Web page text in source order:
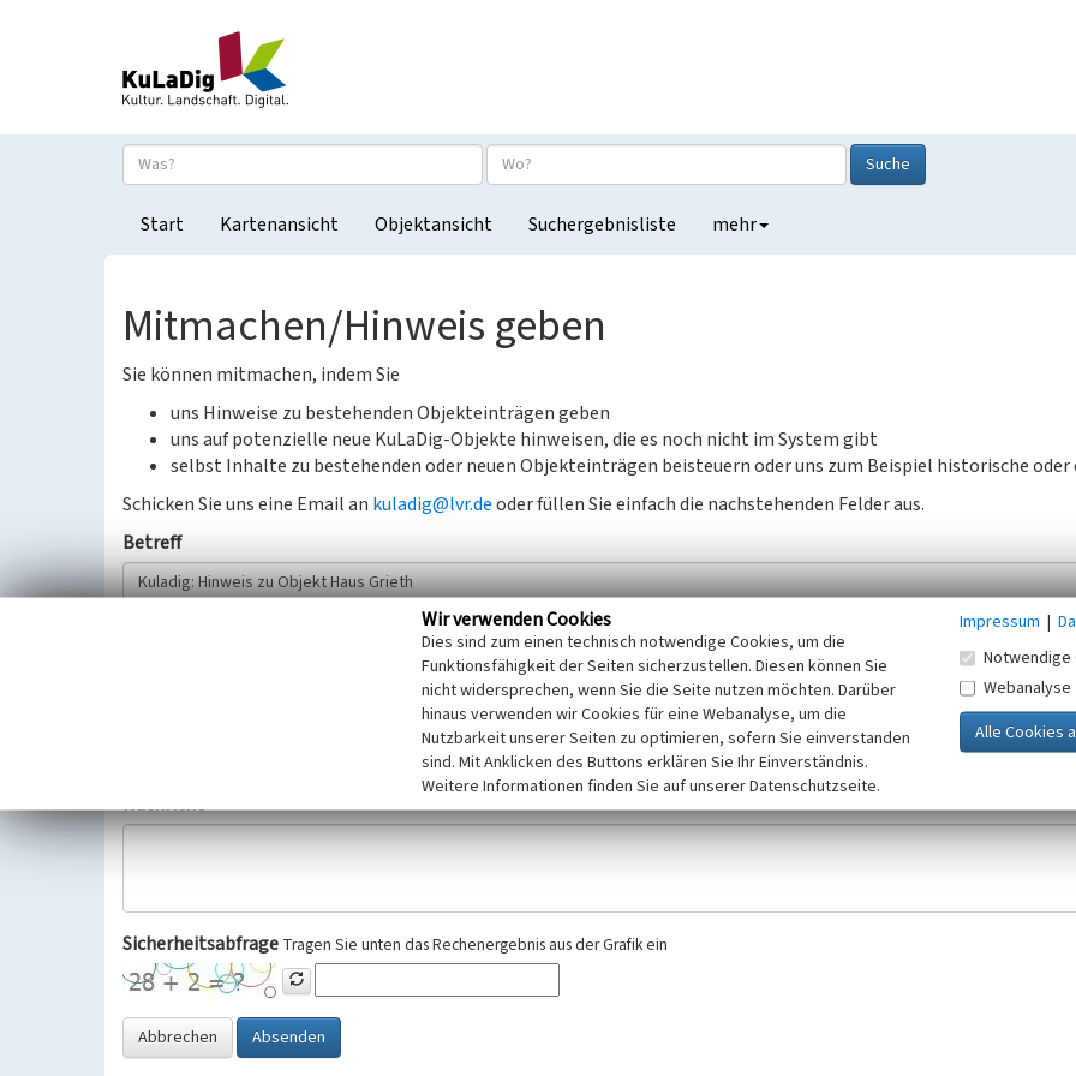
Suche
Start Kartenansicht Objektansicht Suchergebnisliste mehr
Mitmachen/Hinweis geben
Sie können mitmachen, indem Sie
uns Hinweise zu bestehenden Objekteinträgen geben
uns auf potenzielle neue KuLaDig-Objekte hinweisen, die es noch nicht im System gibt
selbst Inhalte zu bestehenden oder neuen Objekteinträgen beisteuern oder uns zum Beispiel historische oder
Schicken Sie uns eine Email an kuladig@lvr.deoder füllen Sie einfach die nachstehenden Felder aus.
Betreff
Wir bitten Sie um freiwillige Angabe Ihres Namens und Ihrer E-Mail-Adresse. Ihre Angaben werden ausschließlich im Rahmen der KuLaDig-
Selbstverständlich werden diese entsprechend der Vorschriften des Telemediengesetzes, des Datenschutzgesetzes NRW und der seit
Datenschutzgrundverordnung (EU-DSGVO) vertraulich behandelt, beachten Sie bitte unsere Hinweise zumDatenschutz
Nachricht
Sicherheitsabfrage Tragen Sie unten das Rechenergebnis aus der Grafik ein
Abbrechen Absenden
Wir verwenden Cookies
Dies sind zum einen technisch notwendige Cookies, um die
Funktionsfähigkeit der Seiten sicherzustellen. Diesen können Sie
nicht widersprechen, wenn Sie die Seite nutzen möchten. Darüber
hinaus verwenden wir Cookies für eine Webanalyse, um die
Nutzbarkeit unserer Seiten zu optimieren, sofern Sie einverstanden
sind. Mit Anklicken des Buttons erklären Sie Ihr Einverständnis.
Weitere Informationen finden Sie auf unserer Datenschutzseite.
Impressum |
Notwendige
Webanalyse